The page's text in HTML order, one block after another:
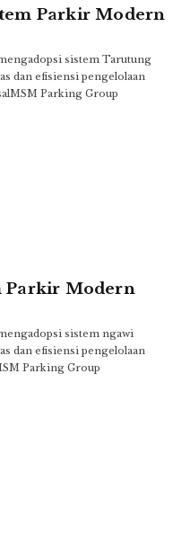
Parkir Modern
sistem Tarutung
dan efisiensi pengelolaan
Parking Group
Parkir Modern
sistem ngawi
dan efisiensi pengelolaan
Parking Group